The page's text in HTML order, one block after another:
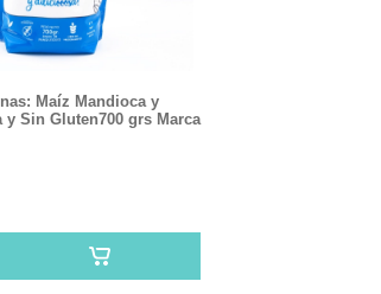
Maíz Mandioca y
y Sin Gluten700 grs Marca